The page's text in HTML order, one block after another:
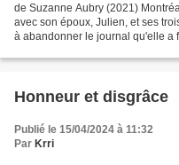
de Suzanne Aubry (2021)
avec son époux, Julien, et ses
à abandonner le journal qu'elle a
Honneur et disgrâce
Publié le 15/04/2024 à 11:32
Par Krri